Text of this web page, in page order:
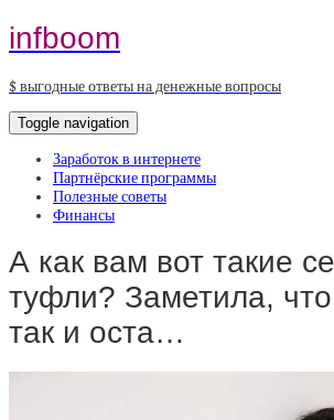
infboom
$ выгодные ответы на денежные вопросы
Toggle navigation
Заработок в интернете
Партнёрские программы
Полезные советы
Финансы
А как вам вот такие
туфли? Заметила,
так и оста…